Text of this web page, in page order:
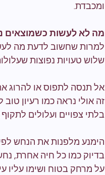
ומכבדת.
מה לא לעשות כשמוצאים
למרות שחשוב לדעת מה
שלוש טעויות נפוצות
אל תנסה לתפוס או להרוג
זה אולי נראה כמו רעיון
בלתי צפויים ועלולים
הימנע מלפנות את הנחש
בדיוק כמו כל חיה אחרת,
על מרחק בטוח ושימו עליו